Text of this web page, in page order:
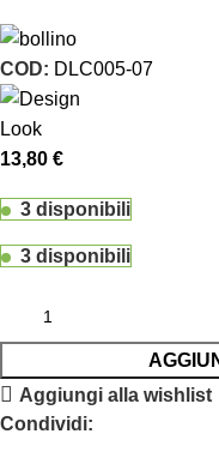
COD: DLC005-07
13,80 €
3 disponibili
3 disponibili
Aggiungi alla wishlist
Condividi: